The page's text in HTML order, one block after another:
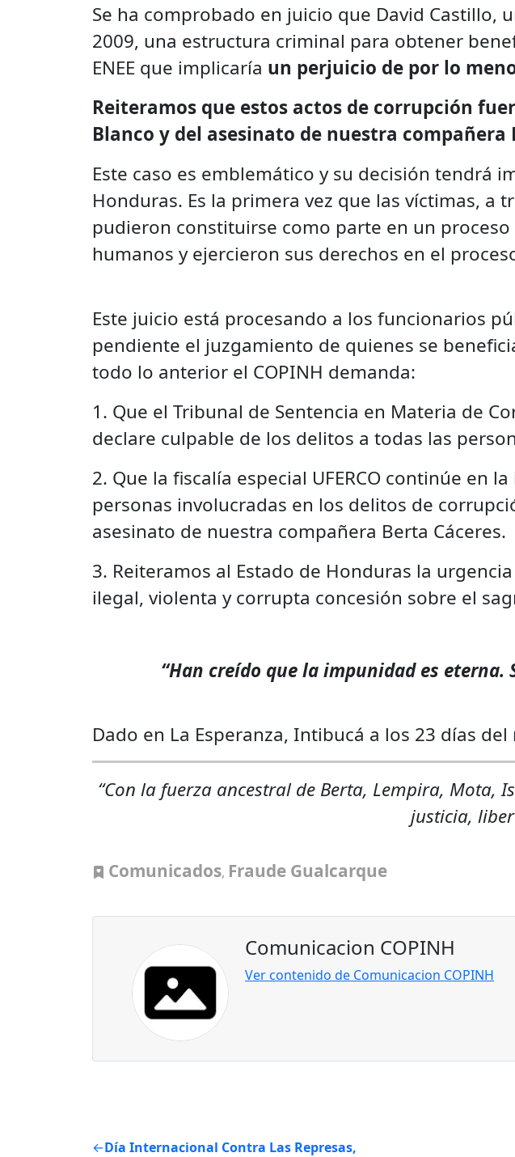
Se ha comprobado en juicio que David Castillo,
2009, una estructura criminal para obtener
ENEE que implicaría un perjuicio de por lo
Reiteramos que estos actos de corrupción
Blanco y del asesinato de nuestra compañera
Este caso es emblemático y su decisión tendrá
Honduras. Es la primera vez que las víctimas, a
pudieron constituirse como parte en un
humanos y ejercieron sus derechos en el
Este juicio está procesando a los funcionarios
pendiente el juzgamiento de quienes se
todo lo anterior el COPINH demanda:
1. Que el Tribunal de Sentencia en Materia de
declare culpable de los delitos a todas las
2. Que la fiscalía especial UFERCO continúe en
personas involucradas en los delitos de
asesinato de nuestra compañera Berta Cáceres.
3. Reiteramos al Estado de Honduras la
ilegal, violenta y corrupta concesión sobre el
“Han creído que la impunidad es eterna.
Dado en La Esperanza, Intibucá a los 23 días
“Con la fuerza ancestral de Berta, Lempira, Mota,
justicia,
Comunicados, Fraude Gualcarque
Comunicacion COPINH
Ver contenido de Comunicacion COPINH
Día Internacional Contra Las Represas,